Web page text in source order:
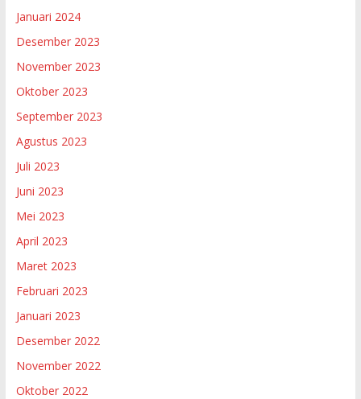
Januari 2024
Desember 2023
November 2023
Oktober 2023
September 2023
Agustus 2023
Juli 2023
Juni 2023
Mei 2023
April 2023
Maret 2023
Februari 2023
Januari 2023
Desember 2022
November 2022
Oktober 2022